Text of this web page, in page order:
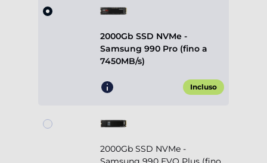
2000Gb SSD NVMe -
Samsung 990 Pro (fino a
7450MB/s)
Incluso
2000Gb SSD NVMe -